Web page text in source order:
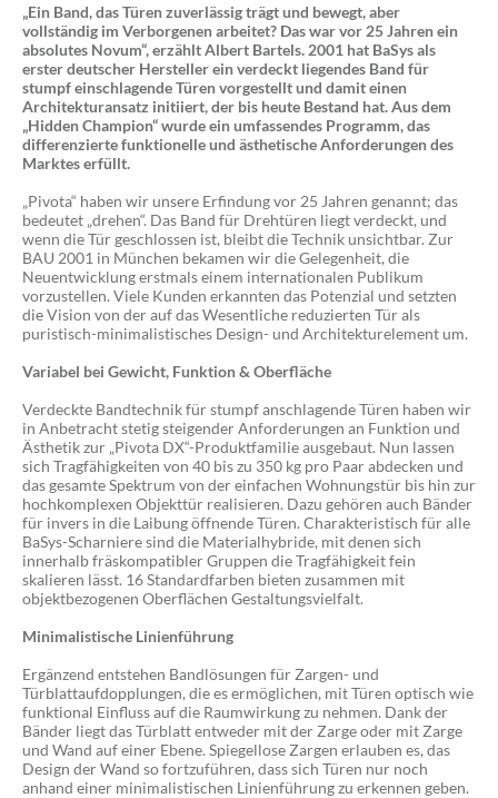
„Ein Band, das Türen zuverlässig trägt und bewegt, aber
vollständig im Verborgenen arbeitet? Das war vor 25 Jahren ein
absolutes Novum“, erzählt Albert Bartels. 2001 hat BaSys als
erster deutscher Hersteller ein verdeckt liegendes Band für
stumpf einschlagende Türen vorgestellt und damit einen
Architekturansatz initiiert, der bis heute Bestand hat. Aus dem
„Hidden Champion“ wurde ein umfassendes Programm, das
differenzierte funktionelle und ästhetische Anforderungen des
Marktes erfüllt.
„Pivota“ haben wir unsere Erfindung vor 25 Jahren genannt; das
bedeutet „drehen“. Das Band für Drehtüren liegt verdeckt, und
wenn die Tür geschlossen ist, bleibt die Technik unsichtbar. Zur
BAU 2001 in München bekamen wir die Gelegenheit, die
Neuentwicklung erstmals einem internationalen Publikum
vorzustellen. Viele Kunden erkannten das Potenzial und setzten
die Vision von der auf das Wesentliche reduzierten Tür als
puristisch-minimalistisches Design- und Architekturelement um.
Variabel bei Gewicht, Funktion & Oberfläche
Verdeckte Bandtechnik für stumpf anschlagende Türen haben wir
in Anbetracht stetig steigender Anforderungen an Funktion und
Ästhetik zur „Pivota DX“-Produktfamilie ausgebaut. Nun lassen
sich Tragfähigkeiten von 40 bis zu 350 kg pro Paar abdecken und
das gesamte Spektrum von der einfachen Wohnungstür bis hin zur
hochkomplexen Objekttür realisieren. Dazu gehören auch Bänder
für invers in die Laibung öffnende Türen. Charakteristisch für alle
BaSys-Scharniere sind die Materialhybride, mit denen sich
innerhalb fräskompatibler Gruppen die Tragfähigkeit fein
skalieren lässt. 16 Standardfarben bieten zusammen mit
objektbezogenen Oberflächen Gestaltungsvielfalt.
Minimalistische Linienführung
Ergänzend entstehen Bandlösungen für Zargen- und
Türblattaufdopplungen, die es ermöglichen, mit Türen optisch wie
funktional Einfluss auf die Raumwirkung zu nehmen. Dank der
Bänder liegt das Türblatt entweder mit der Zarge oder mit Zarge
und Wand auf einer Ebene. Spiegellose Zargen erlauben es, das
Design der Wand so fortzuführen, dass sich Türen nur noch
anhand einer minimalistischen Linienführung zu erkennen geben.